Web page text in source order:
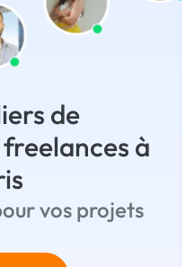
de
à
vos projets